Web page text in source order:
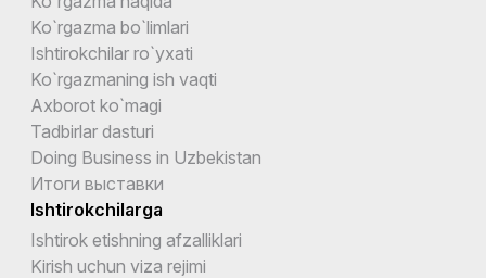
Ko`rgazma bo`limlari
Ishtirokchilar ro`yxati
Ko`rgazmaning ish vaqti
Axborot ko`magi
Tadbirlar dasturi
Doing Business in Uzbekistan
Итоги выставки
Ishtirokchilarga
Ishtirok etishning afzalliklari
Kirish uchun viza rejimi